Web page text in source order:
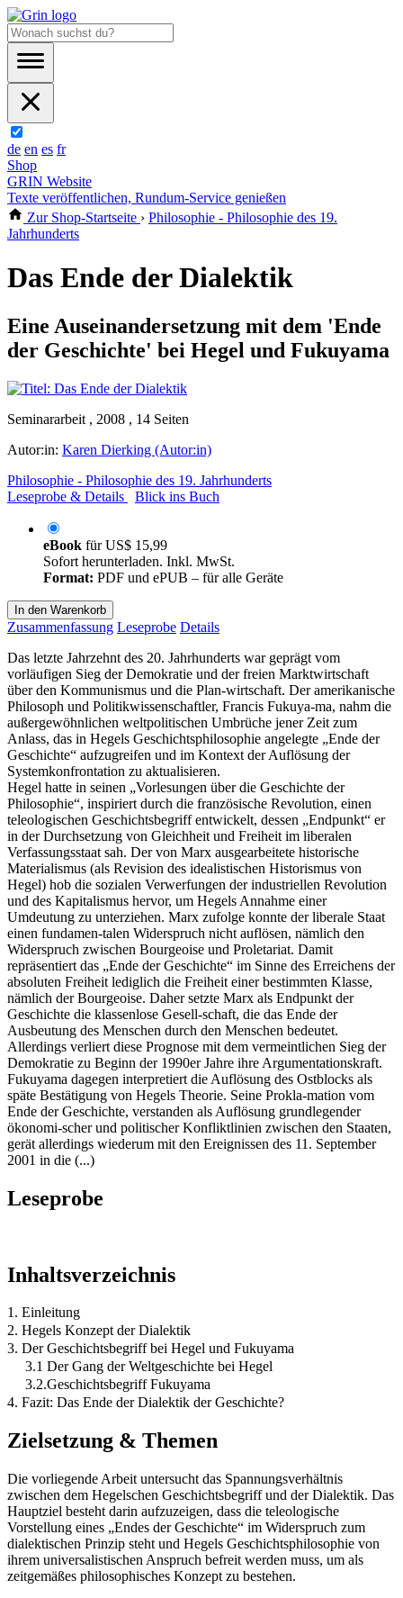
de en es fr
Shop
GRIN Website
Texte veröffentlichen, Rundum-Service genießen
Zur Shop-Startseite › Philosophie - Philosophie des 19.
Jahrhunderts
Das Ende der Dialektik
Eine Auseinandersetzung mit dem 'Ende
der Geschichte' bei Hegel und Fukuyama
Seminararbeit , 2008 , 14 Seiten
Autor:in: Karen Dierking (Autor:in)
Philosophie - Philosophie des 19. Jahrhunderts
Leseprobe & Details
Blick ins Buch
eBook fürUS$ 15,99
Sofort herunterladen. Inkl. MwSt.
Format: PDF und ePUB – für alle Geräte
In den Warenkorb
Zusammenfassung Leseprobe Details
Das letzte Jahrzehnt des 20. Jahrhunderts war geprägt vom
vorläufigen Sieg der Demokratie und der freien Marktwirtschaft
über den Kommunismus und die Plan-wirtschaft. Der amerikanische
Philosoph und Politikwissenschaftler, Francis Fukuya-ma, nahm die
außergewöhnlichen weltpolitischen Umbrüche jener Zeit zum
Anlass, das in Hegels Geschichtsphilosophie angelegte „Ende der
Geschichte“ aufzugreifen und im Kontext der Auflösung der
Systemkonfrontation zu aktualisieren.
Hegel hatte in seinen „Vorlesungen über die Geschichte der
Philosophie“, inspiriert durch die französische Revolution, einen
teleologischen Geschichtsbegriff entwickelt, dessen „Endpunkt“ er
in der Durchsetzung von Gleichheit und Freiheit im liberalen
Verfassungsstaat sah. Der von Marx ausgearbeitete historische
Materialismus (als Revision des idealistischen Historismus von
Hegel) hob die sozialen Verwerfungen der industriellen Revolution
und des Kapitalismus hervor, um Hegels Annahme einer
Umdeutung zu unterziehen. Marx zufolge konnte der liberale Staat
einen fundamen-talen Widerspruch nicht auflösen, nämlich den
Widerspruch zwischen Bourgeoise und Proletariat. Damit
repräsentiert das „Ende der Geschichte“ im Sinne des Erreichens der
absoluten Freiheit lediglich die Freiheit einer bestimmten Klasse,
nämlich der Bourgeoise. Daher setzte Marx als Endpunkt der
Geschichte die klassenlose Gesell-schaft, die das Ende der
Ausbeutung des Menschen durch den Menschen bedeutet.
Allerdings verliert diese Prognose mit dem vermeintlichen Sieg der
Demokratie zu Beginn der 1990er Jahre ihre Argumentationskraft.
Fukuyama dagegen interpretiert die Auflösung des Ostblocks als
späte Bestätigung von Hegels Theorie. Seine Prokla-mation vom
Ende der Geschichte, verstanden als Auflösung grundlegender
ökonomi-scher und politischer Konfliktlinien zwischen den Staaten,
gerät allerdings wiederum mit den Ereignissen des 11. September
2001 in die (...)
Leseprobe
Inhaltsverzeichnis
1. Einleitung
2. Hegels Konzept der Dialektik
3. Der Geschichtsbegriff bei Hegel und Fukuyama
3.1 Der Gang der Weltgeschichte bei Hegel
3.2.Geschichtsbegriff Fukuyama
4. Fazit: Das Ende der Dialektik der Geschichte?
Zielsetzung & Themen
Die vorliegende Arbeit untersucht das Spannungsverhältnis
zwischen dem Hegelschen Geschichtsbegriff und der Dialektik. Das
Hauptziel besteht darin aufzuzeigen, dass die teleologische
Vorstellung eines „Endes der Geschichte“ im Widerspruch zum
dialektischen Prinzip steht und Hegels Geschichtsphilosophie von
ihrem universalistischen Anspruch befreit werden muss, um als
zeitgemäßes philosophisches Konzept zu bestehen.